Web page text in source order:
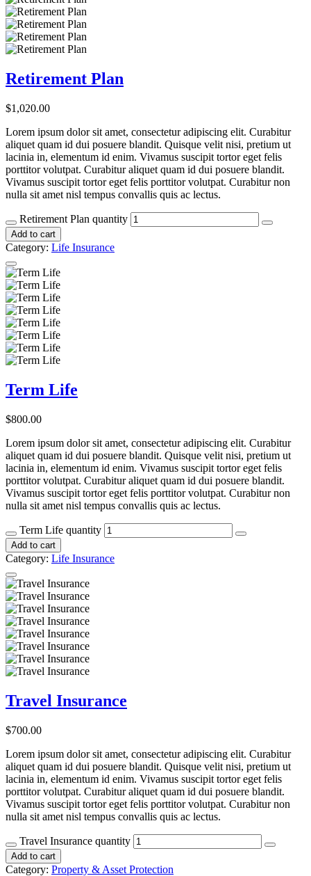
Retirement Plan
$1,020.00
Lorem ipsum dolor sit amet, consectetur adipiscing elit. Curabitur
aliquet quam id dui posuere blandit. Quisque velit nisi, pretium ut
lacinia in, elementum id enim. Vivamus suscipit tortor eget felis
porttitor volutpat. Curabitur aliquet quam id dui posuere blandit.
Vivamus suscipit tortor eget felis porttitor volutpat. Curabitur non
nulla sit amet nisl tempus convallis quis ac lectus.
Retirement Plan quantity
Add to cart
Category: Life Insurance
Term Life
$800.00
Lorem ipsum dolor sit amet, consectetur adipiscing elit. Curabitur
aliquet quam id dui posuere blandit. Quisque velit nisi, pretium ut
lacinia in, elementum id enim. Vivamus suscipit tortor eget felis
porttitor volutpat. Curabitur aliquet quam id dui posuere blandit.
Vivamus suscipit tortor eget felis porttitor volutpat. Curabitur non
nulla sit amet nisl tempus convallis quis ac lectus.
Term Life quantity
Add to cart
Category: Life Insurance
Travel Insurance
$700.00
Lorem ipsum dolor sit amet, consectetur adipiscing elit. Curabitur
aliquet quam id dui posuere blandit. Quisque velit nisi, pretium ut
lacinia in, elementum id enim. Vivamus suscipit tortor eget felis
porttitor volutpat. Curabitur aliquet quam id dui posuere blandit.
Vivamus suscipit tortor eget felis porttitor volutpat. Curabitur non
nulla sit amet nisl tempus convallis quis ac lectus.
Travel Insurance quantity
Add to cart
Category: Property & Asset Protection